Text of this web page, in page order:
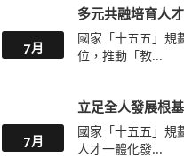
7月
多元共融培育人
國家「十五五」規
位，推動「教...
7月
立足全人發展根
國家「十五五」規
人才一體化發...